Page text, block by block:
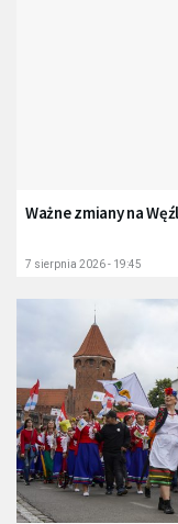
Ważne zmiany na
7 sierpnia 2026 - 19:45